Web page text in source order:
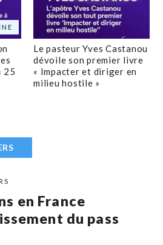
25
Le pasteur Yves Castanou
dévoile son premier livre
« Impacter et diriger en
milieu hostile »
en France
du pass